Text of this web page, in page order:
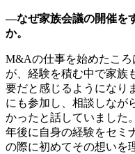
―なぜ家族会議の開催を
か。
M&Aの仕事を始めたこ
が、経験を積む中で家族
要だと感じるようになり
にも参加し、相談しなが
かったと話していました
年後に自身の経験をセミ
の際に初めてその想いを